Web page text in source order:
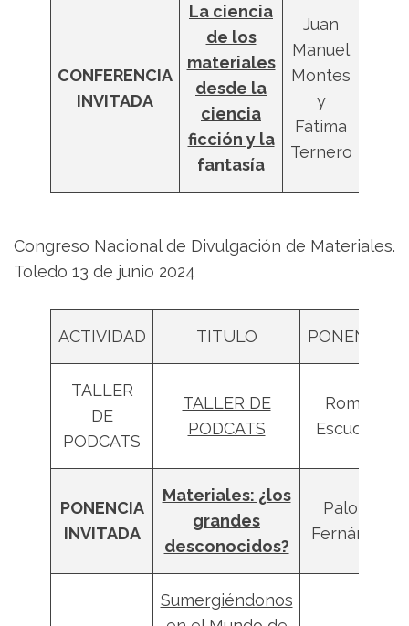
CONFERENCIA
INVITADA
La ciencia
de los
materiales
desde la
ciencia
ficción y la
fantasía
Juan
Manuel
Montes
y
Fátima
Ternero
Congreso Nacional de Divulgación de Materiales.
Toledo 13 de junio 2024
ACTIVIDAD TITULO PONENTES
TALLER
DE
PODCATS
TALLER DE
PODCATS
Román
Escudero
PONENCIA
INVITADA
Materiales: ¿los
grandes
desconocidos?
Paloma
Fernández
Sumergiéndonos